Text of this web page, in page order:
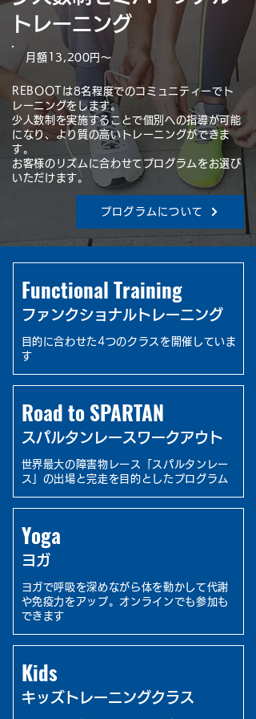
トレーニング
月額13,200円〜
REBOOTは8名程度でのコミュニティーでト
レーニングをします。
少人数制を実施することで個別への指導が可能
になり、より質の高いトレーニングができま
す。
お客様のリズムに合わせてプログラムをお選び
いただけます。
プログラムについて
Functional Training
ファンクショナルトレーニング
目的に合わせた4つのクラスを開催していま
す
Road to SPARTAN
スパルタンレースワークアウト
世界最大の障害物レース「スパルタンレー
ス」の出場と完走を目的としたプログラム
Yoga
​ヨガ
ヨガで呼吸を深めながら体を動かして代謝
や免疫力をアップ。オンラインでも参加も
できます
Kids
キッズトレーニングクラス